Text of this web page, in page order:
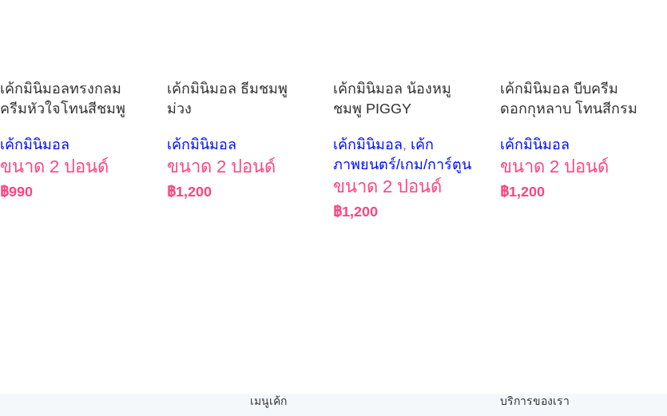
เค้กมินิมอลทรงกลม
ครีมหัวใจโทนสีชมพู
เค้กมินิมอล
ขนาด 2 ปอนด์
฿990
เค้กมินิมอล ธีมชมพู
ม่วง
เค้กมินิมอล
ขนาด 2 ปอนด์
฿1,200
เค้กมินิมอล น้องหมู
ชมพู PIGGY
เค้กมินิมอล, เค้ก
ภาพยนตร์/เกม/การ์ตูน
ขนาด 2 ปอนด์
฿1,200
เค้กมินิมอล บีบครีม
ดอกกุหลาบ โทนสีกรม
เค้กมินิมอล
ขนาด 2 ปอนด์
฿1,200
เมนูเค้ก บริการของเรา